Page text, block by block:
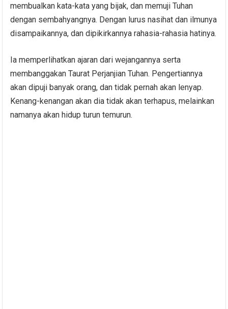
membualkan kata-kata yang bijak, dan memuji Tuhan
dengan sembahyangnya. Dengan lurus nasihat dan ilmunya
disampaikannya, dan dipikirkannya rahasia-rahasia hatinya.
Ia memperlihatkan ajaran dari wejangannya serta
membanggakan Taurat Perjanjian Tuhan. Pengertiannya
akan dipuji banyak orang, dan tidak pernah akan lenyap.
Kenang-kenangan akan dia tidak akan terhapus, melainkan
namanya akan hidup turun temurun.